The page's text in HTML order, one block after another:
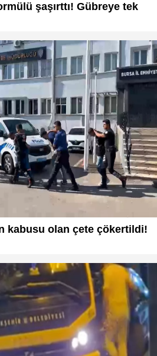
şaşırttı! Gübreye tek
kabusu olan çete çökertildi!